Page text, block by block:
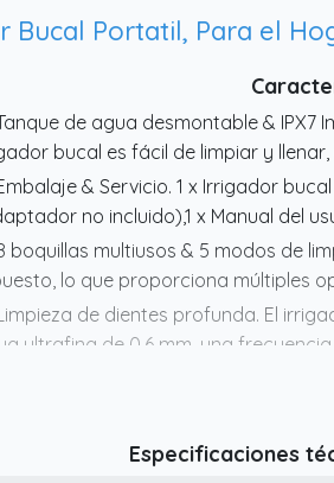
Bucal Portatil, Para el
de agua desmontable & IPX7
bucal es fácil de limpiar y
& Servicio. 1 x Irrigador
no incluido),1 x Manual del
boquillas multiusos & 5 modos de
lo que proporciona múltiples
de dientes profunda. El
ultrafina de 0,6 mm, una
PSI, con una potente bomba y
(dos minutos cada vez, dos
Especificaciones